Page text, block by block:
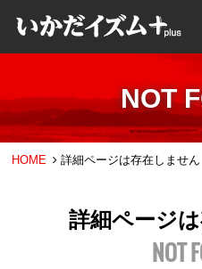
NOT
HOME 詳細ページは存在しません
詳細ページ
NOT